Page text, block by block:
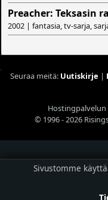
Preacher: Teksasin
2002 | fantasia, tv-sarja,
Seuraa meitä: Uutiskirje |
© 1996 - 2026
Sivustomme